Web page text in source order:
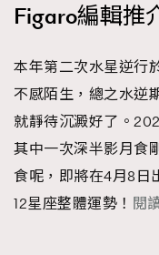
Figaro編輯推
本年第二次水星逆行
不感陌生，總之水逆
就靜待沉澱好了。
其中一次深半影月食
食呢，即將在4月8日
12星座整體運勢！ 閱